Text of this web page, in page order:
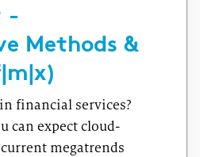
-
Methods &
financial services?
can expect cloud-
megatrends